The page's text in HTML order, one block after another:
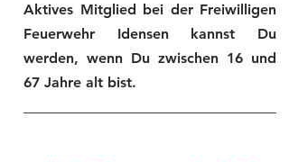
Aktives Mitglied bei der Freiwilligen
Feuerwehr Idensen kannst Du
werden, wenn Du zwischen 16 und
67 Jahre alt bist.